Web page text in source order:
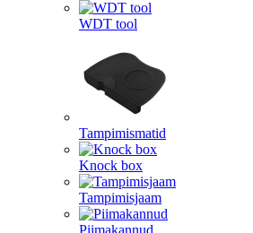
WDT tool
Tampimismatid
Knock box
Tampimisjaam
Piimakannud